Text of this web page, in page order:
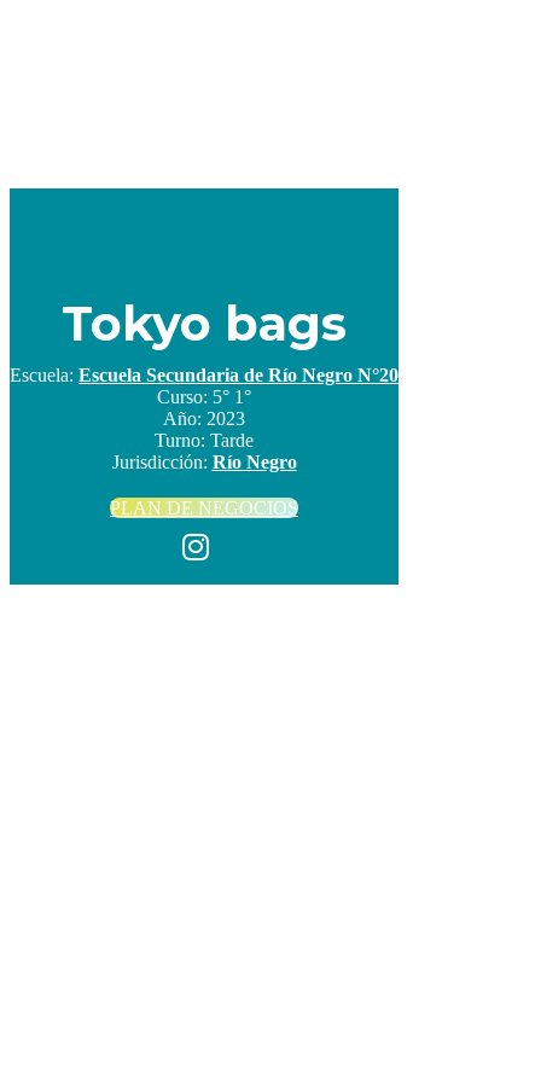
Tokyo bags
Escuela: Escuela Secundaria de Río Negro N°20
Curso: 5° 1°
Año: 2023
Turno: Tarde
Jurisdicción: Río Negro
PLAN DE NEGOCIOS